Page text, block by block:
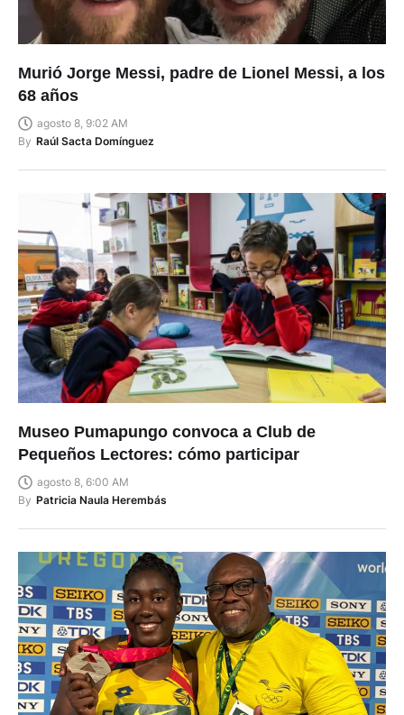
Murió Jorge Messi, padre de Lionel Messi, a los
68 años
agosto 8, 9:02 AM
By Raúl Sacta Domínguez
Museo Pumapungo convoca a Club de
Pequeños Lectores: cómo participar
agosto 8, 6:00 AM
By Patricia Naula Herembás